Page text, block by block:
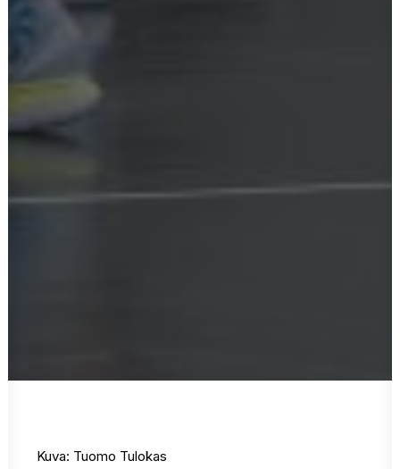
Kuva: Tuomo Tulokas